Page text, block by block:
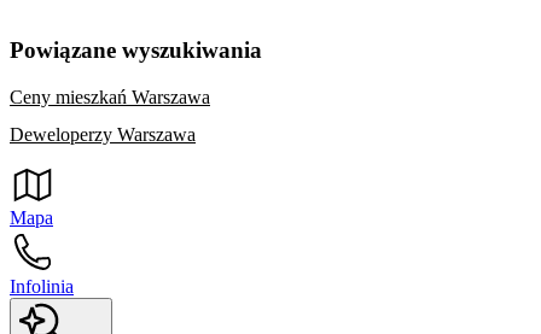
Powiązane wyszukiwania
Ceny mieszkań Warszawa
Deweloperzy Warszawa
Mapa
Infolinia